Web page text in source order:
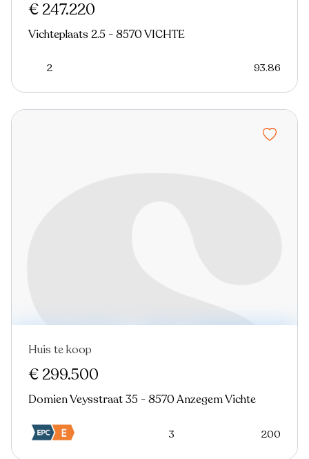
€ 247.220
Vichteplaats 2.5 - 8570 VICHTE
2 93.86
Nieuw
Huis te koop
€ 299.500
Domien Veysstraat 35 - 8570 Anzegem Vichte
3 200